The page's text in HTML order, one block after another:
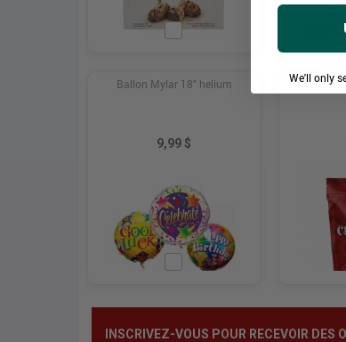
Ballon Mylar 18" helium
9,99 $
INSCRIVEZ-VOUS POUR RECEVOIR DES
We'll only